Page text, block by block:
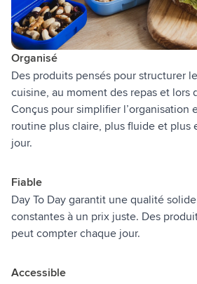
Organisé
Des produits pensés pour structurer
cuisine, au moment des repas et lors
Conçus pour simplifier l’organisation
routine plus claire, plus fluide et plus
jour.
Fiable
Day To Day garantit une qualité
constantes à un prix juste. Des
peut compter chaque jour.
Accessible